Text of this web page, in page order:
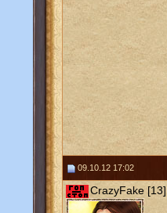
09.10.12 17:02
CrazyFake [13]